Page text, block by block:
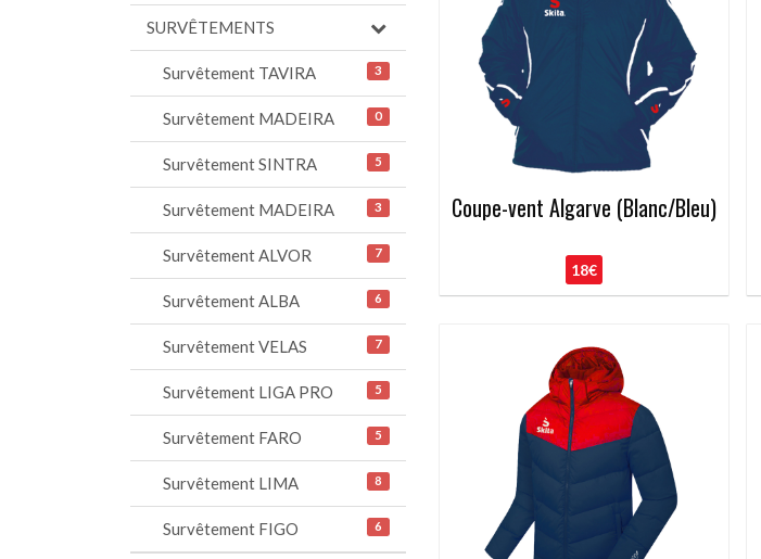
Coupe-vent Algarve (Blanc/Bleu)
18€
SURVÊTEMENTS
Survêtement TAVIRA 3
Survêtement MADEIRA 0
Survêtement SINTRA 5
Survêtement MADEIRA 3
Survêtement ALVOR 7
Survêtement ALBA 6
Survêtement VELAS 7
Survêtement LIGA PRO 5
Survêtement FARO 5
Survêtement LIMA 8
Survêtement FIGO 6